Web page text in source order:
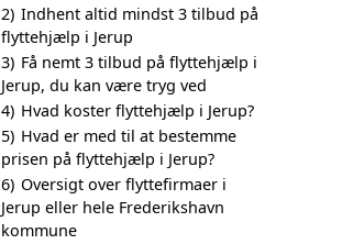
2) Indhent altid mindst 3 tilbud på
flyttehjælp i Jerup
3) Få nemt 3 tilbud på flyttehjælp i
Jerup, du kan være tryg ved
4) Hvad koster flyttehjælp i Jerup?
5) Hvad er med til at bestemme
prisen på flyttehjælp i Jerup?
6) Oversigt over flyttefirmaer i
Jerup eller hele Frederikshavn
kommune